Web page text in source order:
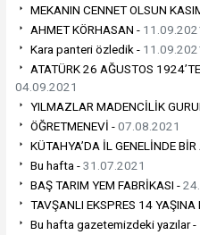
MEKANIN CENNET OLSUN
AHMET KÖRHASAN -
Kara panteri özledik -
ATATÜRK 26 AĞUSTOS
04.09.2021
YILMAZLAR MADENCİLİK
ÖĞRETMENEVİ -07.08.2021
KÜTAHYA’DA İL GENELİNDE
Bu hafta -31.07.2021
BAŞ TARIM YEM FABRİKASI -
TAVŞANLI EKSPRES 14 YAŞINA
Bu hafta gazetemizdeki yazılar -